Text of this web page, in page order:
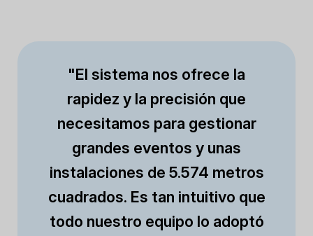
"El sistema nos ofrece la
rapidez y la precisión que
necesitamos para gestionar
grandes eventos y unas
instalaciones de 5.574 metros
cuadrados. Es tan intuitivo que
todo nuestro equipo lo adoptó